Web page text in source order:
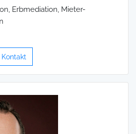
Erbmediation, Mieter-
Kontakt